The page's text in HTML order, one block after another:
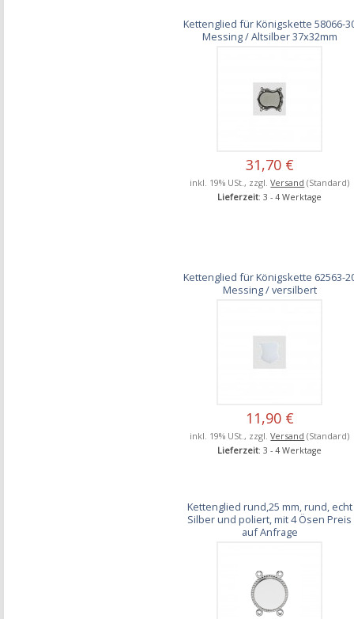
Kettenglied für Königskette 58066-
Messing / Altsilber 37x32mm
31,70 €
inkl. 19% USt., zzgl.Versand (Standard)
Lieferzeit: 3 - 4 Werktage
Kettenglied für Königskette 62563-
Messing / versilbert
11,90 €
inkl. 19% USt., zzgl.Versand (Standard)
Lieferzeit: 3 - 4 Werktage
Kettenglied rund,25 mm, rund, echt
Silber und poliert, mit 4 Ösen Preis
auf Anfrage